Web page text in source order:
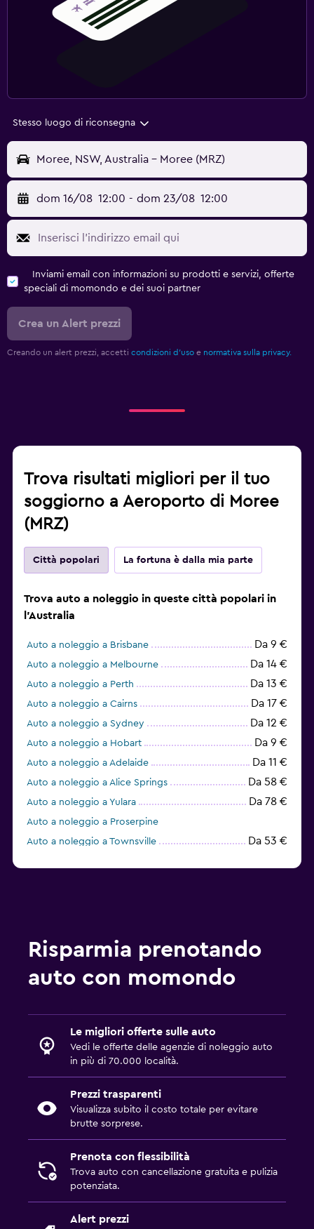
Stesso luogo di riconsegna
Moree, NSW, Australia - Moree (MRZ)
dom 16/08 12:00 - dom 23/08 12:00
Inviami email con informazioni su prodotti e servizi, offerte
speciali di momondo e dei suoi partner
Crea un Alert prezzi
Creando un alert prezzi, accetti condizioni d'uso e normativa sulla privacy.
Trova risultati migliori per il tuo
soggiorno a Aeroporto di Moree
(MRZ)
Città popolari La fortuna è dalla mia parte
Trova auto a noleggio in queste città popolari in
l'Australia
Auto a noleggio a Brisbane Da 9 €
Auto a noleggio a Melbourne Da 14 €
Auto a noleggio a Perth Da 13 €
Auto a noleggio a Cairns Da 17 €
Auto a noleggio a Sydney Da 12 €
Auto a noleggio a Hobart Da 9 €
Auto a noleggio a Adelaide Da 11 €
Auto a noleggio a Alice Springs Da 58 €
Auto a noleggio a Yulara Da 78 €
Auto a noleggio a Proserpine
Auto a noleggio a Townsville
Da 53 €
Risparmia prenotando
auto con momondo
Le migliori offerte sulle auto
Vedi le offerte delle agenzie di noleggio auto
in più di 70.000 località.
Prezzi trasparenti
Visualizza subito il costo totale per evitare
brutte sorprese.
Prenota con flessibilità
Trova auto con cancellazione gratuita e pulizia
potenziata.
Alert prezzi